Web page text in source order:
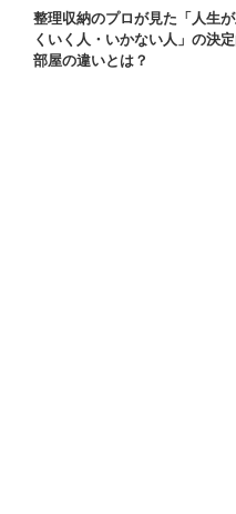
整理収納のプロが見た「人生
くいく人・いかない人」の決
部屋の違いとは？